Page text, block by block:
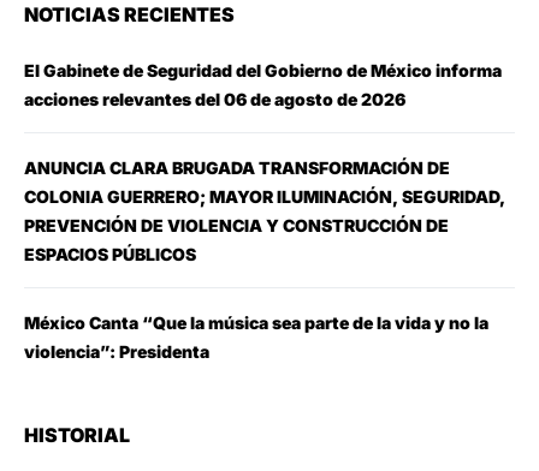
NOTICIAS RECIENTES
El Gabinete de Seguridad del Gobierno de México informa
acciones relevantes del 06 de agosto de 2026
ANUNCIA CLARA BRUGADA TRANSFORMACIÓN DE
COLONIA GUERRERO; MAYOR ILUMINACIÓN, SEGURIDAD,
PREVENCIÓN DE VIOLENCIA Y CONSTRUCCIÓN DE
ESPACIOS PÚBLICOS
México Canta “Que la música sea parte de la vida y no la
violencia”: Presidenta
HISTORIAL